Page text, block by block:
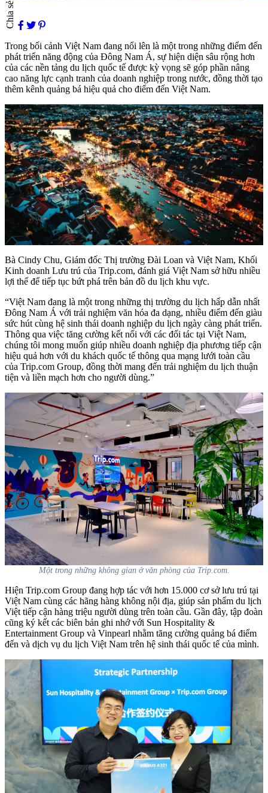
Chia sẻ
Trong bối cảnh Việt Nam đang nổi lên là một trong những điểm đến
phát triển năng động của Đông Nam Á, sự hiện diện sâu rộng hơn
của các nền tảng du lịch quốc tế được kỳ vọng sẽ góp phần nâng
cao năng lực cạnh tranh của doanh nghiệp trong nước, đồng thời tạo
thêm kênh quảng bá hiệu quả cho điểm đến Việt Nam.
Bà Cindy Chu, Giám đốc Thị trường Đài Loan và Việt Nam, Khối
Kinh doanh Lưu trú của Trip.com, đánh giá Việt Nam sở hữu nhiều
lợi thế để tiếp tục bứt phá trên bản đồ du lịch khu vực.
“Việt Nam đang là một trong những thị trường du lịch hấp dẫn nhất
Đông Nam Á với trải nghiệm văn hóa đa dạng, nhiều điểm đến giàu
sức hút cùng hệ sinh thái doanh nghiệp du lịch ngày càng phát triển.
Thông qua việc tăng cường kết nối với các đối tác tại Việt Nam,
chúng tôi mong muốn giúp nhiều doanh nghiệp địa phương tiếp cận
hiệu quả hơn với du khách quốc tế thông qua mạng lưới toàn cầu
của Trip.com Group, đồng thời mang đến trải nghiệm du lịch thuận
tiện và liền mạch hơn cho người dùng.”
Một trong những không gian ở văn phòng của Trip.com.
Hiện Trip.com Group đang hợp tác với hơn 15.000 cơ sở lưu trú tại
Việt Nam cùng các hãng hàng không nội địa, giúp sản phẩm du lịch
Việt tiếp cận hàng triệu người dùng trên toàn cầu. Gần đây, tập đoàn
cũng ký kết các biên bản ghi nhớ với Sun Hospitality &
Entertainment Group và Vinpearl nhằm tăng cường quảng bá điểm
đến và dịch vụ du lịch Việt Nam trên hệ sinh thái quốc tế của mình.